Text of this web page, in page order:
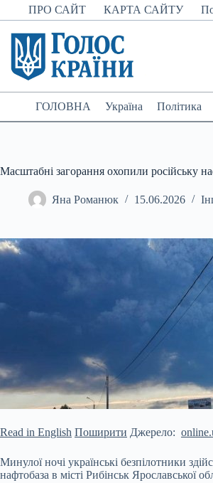
Перейти
до
вмісту
ПРО САЙТ КАРТА САЙТУ
ГОЛОВНА Україна Політика
Масштабні загорання охопили російську
Яна Романюк 15.06.2026
Read in English Поширити Джерело:
Минулої ночі українські безпілотники
нафтобаза в місті Рибінськ Ярославської